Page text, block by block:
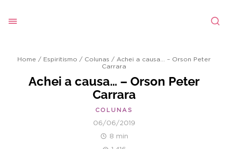
Home / Espiritismo / Colunas / Achei a causa… – Orson Peter
Carrara
Achei a causa… – Orson Peter
Carrara
COLUNAS
06/06/2019
8 min